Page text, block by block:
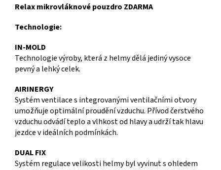
Relax mikrovláknové pouzdro ZDARMA
Technologie:
IN-MOLD
Technologie výroby, která z helmy dělá jediný vysoce
pevný a lehký celek.
AIRINERGY
Systém ventilace s integrovanými ventilačními otvory
umožňuje optimální proudění vzduchu. Přívod čerstvého
vzduchu odvádí teplo a vlhkost od hlavy a udrží tak hlavu
jezdce v ideálních podmínkách.
DUAL FIX
Systém regulace velikosti helmy byl vyvinut s ohledem